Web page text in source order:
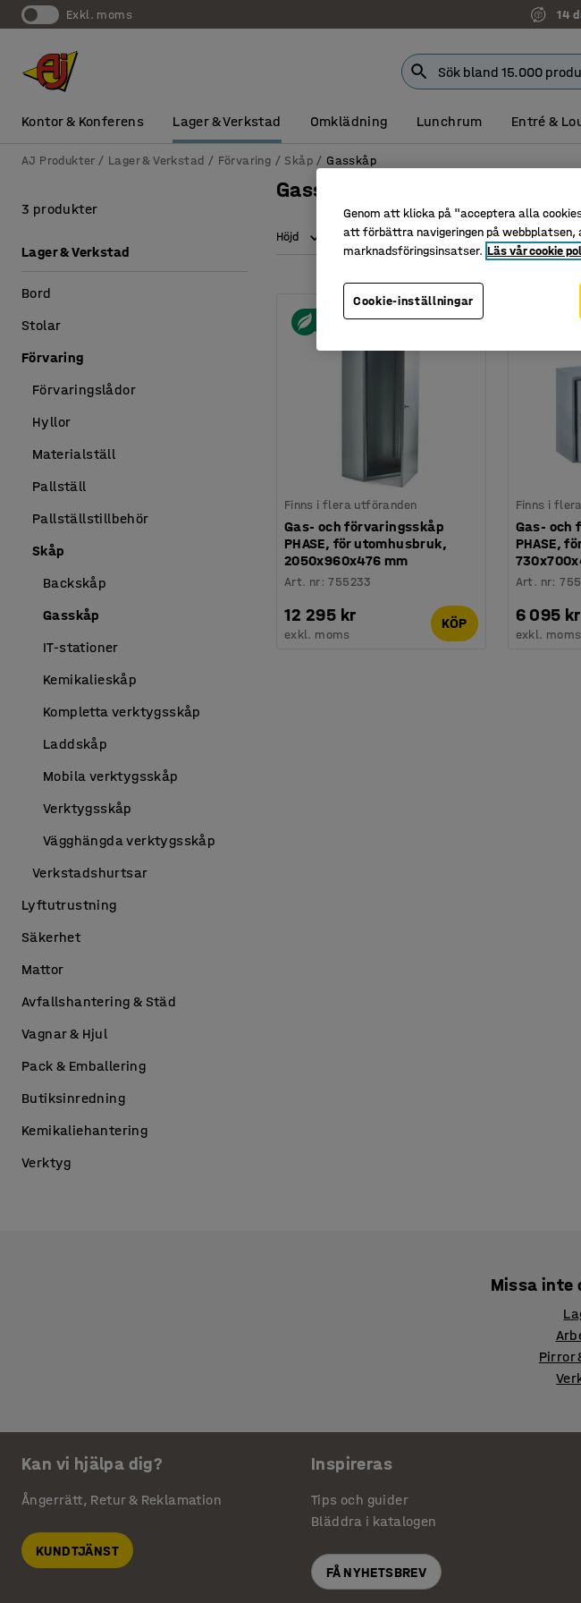
exkl. moms 14
Kontor & Konferens Lager & Verkstad Omklädning Lunchrum Entré &
AJ Produkter Lager & Verkstad Förvaring Skåp Gasskåp
Gasskåp
Höjd Bredd Djup
Finns i flera utföranden
Gas- och förvaringsskåp
PHASE, för utomhusbruk,
2050x960x476 mm
Art. nr:755233
12 295 kr
exkl. moms
KÖP
Finns i
Gas- och
PHASE,
Art. nr:
6 095 kr
exkl. moms
3 produkter
Lager & Verkstad
Bord
Stolar
Förvaring
Förvaringslådor
Hyllor
Materialställ
Pallställ
Pallställstillbehör
Skåp
Backskåp
Gasskåp
IT-stationer
Kemikalieskåp
Kompletta verktygsskåp
Laddskåp
Mobila verktygsskåp
Verktygsskåp
Vägghängda verktygsskåp
Verkstadshurtsar
Lyftutrustning
Säkerhet
Mattor
Avfallshantering & Städ
Vagnar & Hjul
Pack & Emballering
Butiksinredning
Kemikaliehantering
Verktyg
Missa inte
Pirror
Kan vi hjälpa dig?
Ångerrätt, Retur & Reklamation
KUNDTJÄNST
Inspireras
Tips och guider
Bläddra i katalogen
FÅ NYHETSBREV
Genom att klicka på "acceptera alla
att förbättra navigeringen på webbplatsen,
marknadsföringsinsatser. Läs vår cookie
Cookie-inställningar